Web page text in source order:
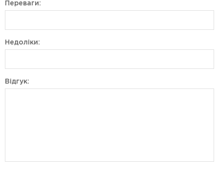
Переваги:
Недоліки:
Відгук: